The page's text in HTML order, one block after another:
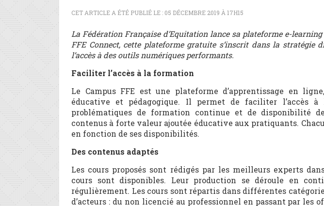
CET ARTICLE A ÉTÉ PUBLIÉ LE : 05 DÉCEMBRE 2019 À 17H15
La Fédération Française d’Equitation lance sa plateforme e-
FFE Connect, cette plateforme gratuite s’inscrit dans la
l’accès à des outils numériques performants.
Faciliter l’accès à la formation
Le Campus FFE est une plateforme d’apprentissage en
éducative et pédagogique. Il permet de faciliter l’accès
problématiques de formation continue et de disponibilité
contenus à forte valeur ajoutée éducative aux pratiquants.
en fonction de ses disponibilités.
Des contenus adaptés
Les cours proposés sont rédigés par les meilleurs experts
cours sont disponibles. Leur production se déroule en
régulièrement. Les cours sont répartis dans différentes
d’acteurs : du non licencié au professionnel en passant par les